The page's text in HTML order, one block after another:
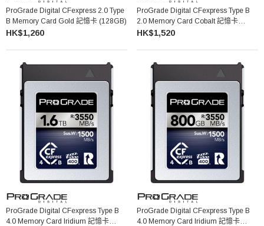
ProGrade Digital CFexpress 2.0 Type
B Memory Card Gold 記憶卡 (128GB)
HK$1,260
ProGrade Digital CFexpress Type B
2.0 Memory Card Cobalt 記憶卡
165GB
HK$1,520
ProGrade Digital CFexpress Type B
4.0 Memory Card Iridium 記憶卡
ProGrade Digital CFexpress Type B
4.0 Memory Card Iridium 記憶卡